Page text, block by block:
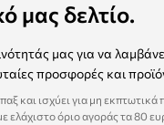
μας δελτίο.
μας για να
προσφορές και
και ισχύει για μη εκπτωτικά
ελάχιστο όριο αγοράς τα 80